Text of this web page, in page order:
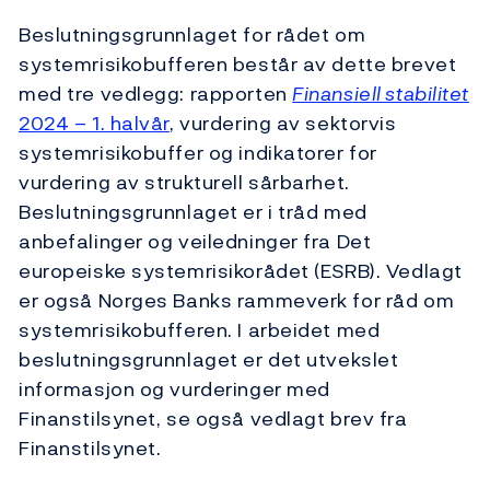
Beslutningsgrunnlaget for rådet om
systemrisikobufferen består av dette brevet
med tre vedlegg: rapportenFinansiell stabilitet
2024 – 1. halvår, vurdering av sektorvis
systemrisikobuffer og indikatorer for
vurdering av strukturell sårbarhet.
Beslutningsgrunnlaget er i tråd med
anbefalinger og veiledninger fra Det
europeiske systemrisikorådet (ESRB). Vedlagt
er også Norges Banks rammeverk for råd om
systemrisikobufferen. I arbeidet med
beslutningsgrunnlaget er det utvekslet
informasjon og vurderinger med
Finanstilsynet, se også vedlagt brev fra
Finanstilsynet.